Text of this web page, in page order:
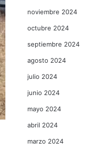
noviembre 2024
octubre 2024
septiembre 2024
agosto 2024
julio 2024
junio 2024
mayo 2024
abril 2024
marzo 2024